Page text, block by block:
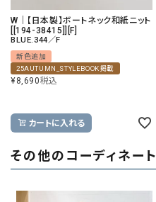
W｜【日本製】ボートネック和紙ニット
[[194-38415]][F]
BLUE.344／F
新色追加
25AUTUMN_STYLEBOOK掲載
¥8,690税込
カートに入れる
その他のコーディネート